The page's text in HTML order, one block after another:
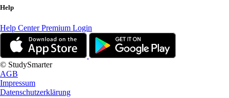
Help
Help CenterPremium Login
© StudySmarter
AGB
Impressum
Datenschutzerklärung